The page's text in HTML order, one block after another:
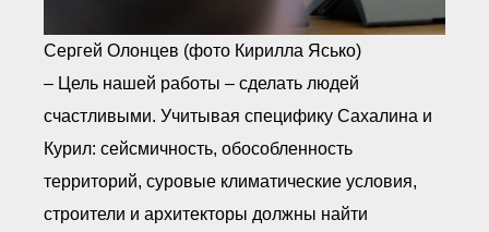
Сергей Олонцев (фото Кирилла Ясько)
– Цель нашей работы – сделать людей
счастливыми. Учитывая специфику Сахалина и
Курил: сейсмичность, обособленность
территорий, суровые климатические условия,
строители и архитекторы должны найти